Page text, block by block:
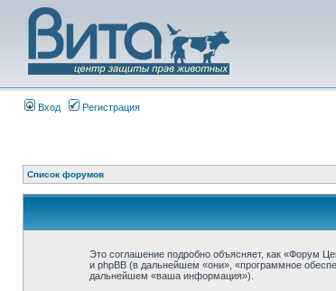
Вход Регистрация
Список форумов
Это соглашение подробно объясняет, как «Форум
и phpBB (в дальнейшем «они», «программное
дальнейшем «ваша информация»).